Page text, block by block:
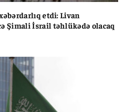
etdi: Livan
Şimali İsrail təhlükədə olacaq